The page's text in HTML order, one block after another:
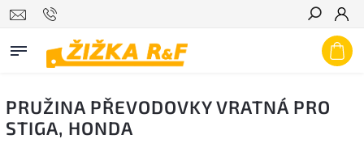
Hledat
PRUŽINA PŘEVODOVKY VRATNÁ PRO
STIGA, HONDA